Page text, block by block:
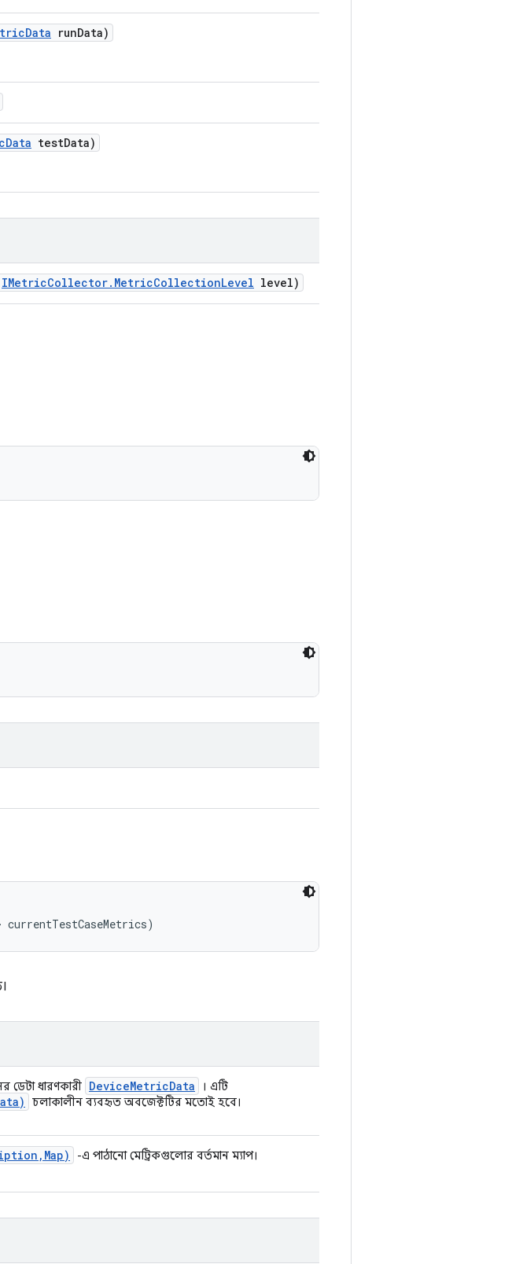
Data runData)
Data testData)
IMetricCollector. MetricCollectionLevel level)
currentTestCaseMetrics)
ডেটা ধারণকারী DeviceMetricData । এটি
চলাকালীন ব্যবহৃত অবজেক্টটির মতোই হবে।
, Map) -এ পাঠানো মেট্রিকগুলোর বর্তমান ম্যাপ।